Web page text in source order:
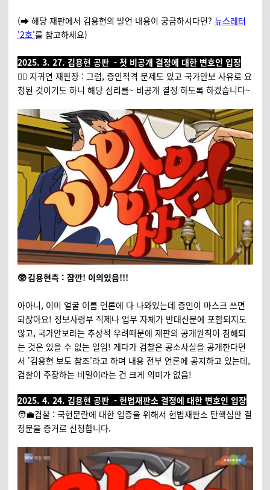
(➡️ 해당 재판에서 김용현의 발언 내용이 궁금하시다면? 뉴스레터
'2호'를 참고하세요)
2025. 3. 27. 김용현 공판 - 첫 비공개 결정에 대한 변호인 입장
🧑‍⚖️ 지귀연 재판장 : 그럼, 증인적격 문제도 있고 국가안보 사유로 요
청된 것이기도 하니 해당 심리를~ 비공개 결정 하도록 하겠습니다~
🥸 김용현측 : 잠깐! 이의있음!!!
아아니, 이미 얼굴 이름 언론에 다 나와있는데 증인이 마스크 쓰면
되잖아요! 정보사령부 직제나 업무 자체가 반대신문에 포함되지도
않고, 국가안보라는 추상적 우려때문에 재판의 공개원칙이 침해되
는 것은 있을 수 없는 일임! 게다가 검찰은 공소사실을 공개한다면
서 '김용현 보도 참조'라고 하며 내용 전부 언론에 공지하고 있는데,
검찰이 주장하는 비밀이라는 건 크게 의미가 없음!
2025. 4. 24. 김용현 공판 - 헌법재판소 결정에 대한 변호인 입장
🧑‍💼검찰 : 국헌문란에 대한 입증을 위해서 헌법재판소 탄핵심판 결
정문을 증거로 신청합니다.